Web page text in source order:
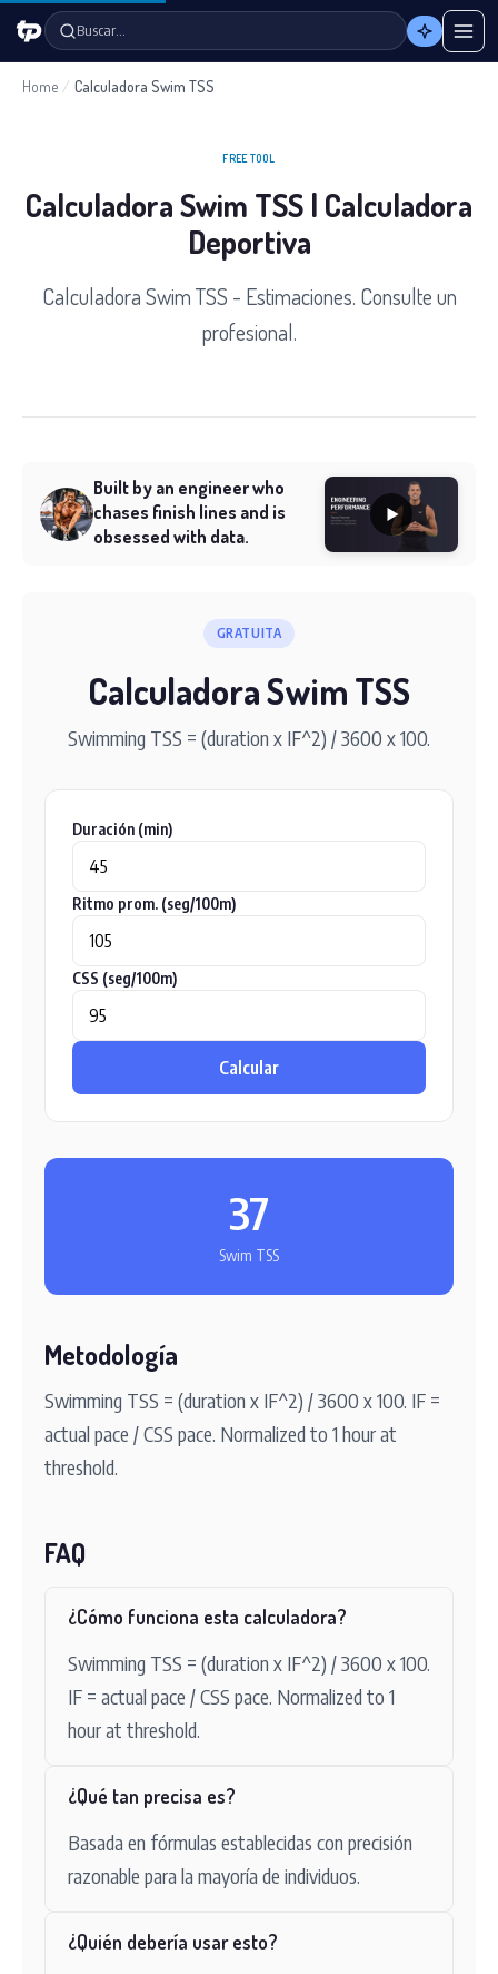
Buscar…
Home / Calculadora Swim TSS
FREE TOOL
Calculadora Swim TSS | Calculadora
Deportiva
Calculadora Swim TSS - Estimaciones. Consulte un
profesional.
Built by an engineer who
chases finish lines and is
obsessed with data.
GRATUITA
Calculadora Swim TSS
Swimming TSS = (duration x IF^2) / 3600 x 100.
Duración (min)
Ritmo prom. (seg/100m)
CSS (seg/100m)
Calcular
37
Swim TSS
Metodología
Swimming TSS = (duration x IF^2) / 3600 x 100. IF =
actual pace / CSS pace. Normalized to 1 hour at
threshold.
FAQ
¿Cómo funciona esta calculadora?
Swimming TSS = (duration x IF^2) / 3600 x 100.
IF = actual pace / CSS pace. Normalized to 1
hour at threshold.
¿Qué tan precisa es?
Basada en fórmulas establecidas con precisión
razonable para la mayoría de individuos.
¿Quién debería usar esto?